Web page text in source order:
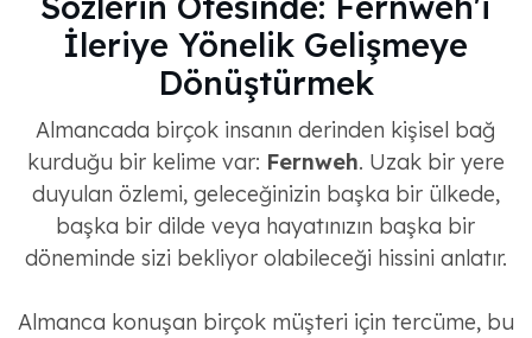
İleriye Yönelik Gelişmeye
Dönüştürmek
Almancada birçok insanın derinden kişisel bağ
kurduğu bir kelime var: Fernweh. Uzak bir yere
duyulan özlemi, geleceğinizin başka bir ülkede,
başka bir dilde veya hayatınızın başka bir
döneminde sizi bekliyor olabileceği hissini anlatır.
Almanca konuşan birçok müşteri için tercüme, bu